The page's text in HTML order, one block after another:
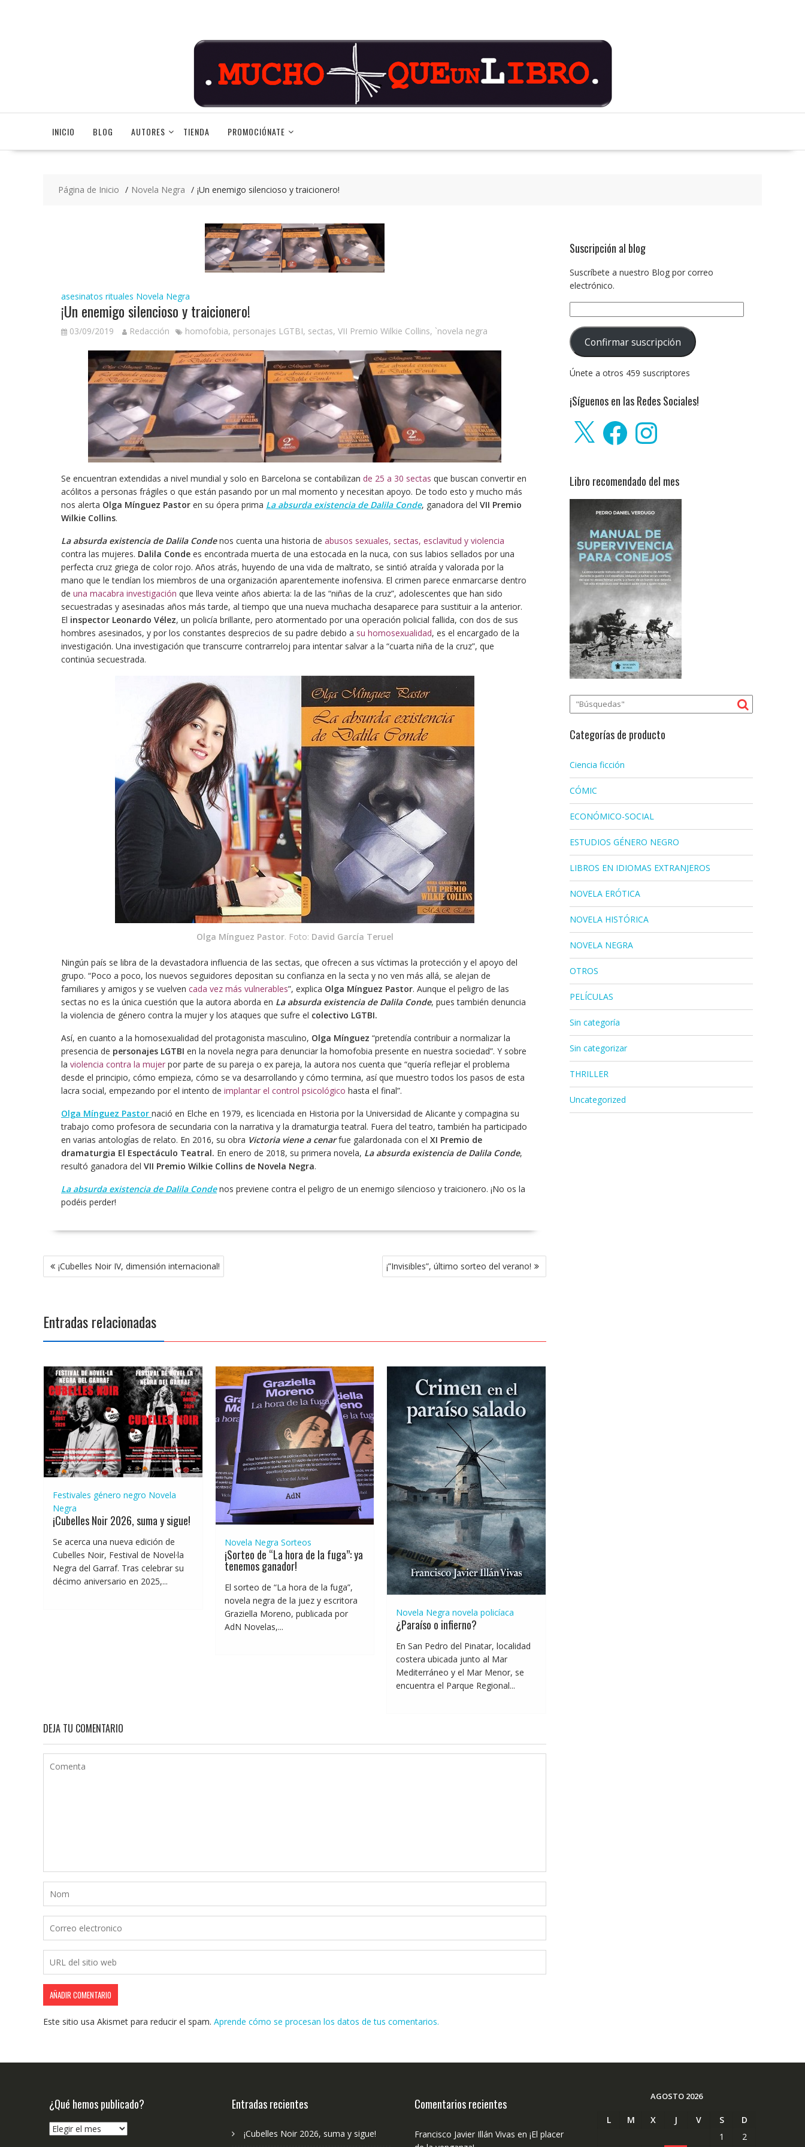
INICIO BLOG AUTORES TIENDA PROMOCIÓNATE
Página de Inicio Novela Negra ¡Un enemigo silencioso y traicionero!
asesinatos rituales Novela Negra
¡Un enemigo silencioso y traicionero!
03/09/2019 Redacción homofobia, personajes LGTBI, sectas, VII Premio Wilkie Collins, `novela negra
Se encuentran extendidas a nivel mundial y solo en Barcelona se contabilizan de 25 a 30 sectas que buscan convertir en
acólitos a personas frágiles o que están pasando por un mal momento y necesitan apoyo. De todo esto y mucho más
nos alerta Olga Mínguez Pastor en su ópera prima La absurda existencia de Dalila Conde, ganadora del VII Premio
Wilkie Collins.
La absurda existencia de Dalila Condenos cuenta una historia de abusos sexuales, sectas, esclavitud y violencia
contra las mujeres. Dalila Conde es encontrada muerta de una estocada en la nuca, con sus labios sellados por una
perfecta cruz griega de color rojo. Años atrás, huyendo de una vida de maltrato, se sintió atraída y valorada por la
mano que le tendían los miembros de una organización aparentemente inofensiva. El crimen parece enmarcarse dentro
de una macabra investigación que lleva veinte años abierta: la de las “niñas de la cruz”, adolescentes que han sido
secuestradas y asesinadas años más tarde, al tiempo que una nueva muchacha desaparece para sustituir a la anterior.
El inspector Leonardo Vélez, un policía brillante, pero atormentado por una operación policial fallida, con dos de sus
hombres asesinados, y por los constantes desprecios de su padre debido a su homosexualidad, es el encargado de la
investigación. Una investigación que transcurre contrarreloj para intentar salvar a la “cuarta niña de la cruz”, que
continúa secuestrada.
Olga Mínguez Pastor. Foto: David García Teruel
Ningún país se libra de la devastadora influencia de las sectas, que ofrecen a sus víctimas la protección y el apoyo del
grupo. “Poco a poco, los nuevos seguidores depositan su confianza en la secta y no ven más allá, se alejan de
familiares y amigos y se vuelven cada vez más vulnerables”, explica Olga Mínguez Pastor. Aunque el peligro de las
sectas no es la única cuestión que la autora aborda en La absurda existencia de Dalila Conde, pues también denuncia
la violencia de género contra la mujer y los ataques que sufre el colectivo LGTBI.
Así, en cuanto a la homosexualidad del protagonista masculino, Olga Mínguez “pretendía contribuir a normalizar la
presencia de personajes LGTBI en la novela negra para denunciar la homofobia presente en nuestra sociedad”. Y sobre
la violencia contra la mujer por parte de su pareja o ex pareja, la autora nos cuenta que “quería reflejar el problema
desde el principio, cómo empieza, cómo se va desarrollando y cómo termina, así que muestro todos los pasos de esta
lacra social, empezando por el intento de implantar el control psicológico hasta el final”.
Olga Mínguez Pastor nació en Elche en 1979, es licenciada en Historia por la Universidad de Alicante y compagina su
trabajo como profesora de secundaria con la narrativa y la dramaturgia teatral. Fuera del teatro, también ha participado
en varias antologías de relato. En 2016, su obra Victoria viene a cenarfue galardonada con el XI Premio de
dramaturgia El Espectáculo Teatral. En enero de 2018, su primera novela, La absurda existencia de Dalila Conde,
resultó ganadora del VII Premio Wilkie Collins de Novela Negra.
La absurda existencia de Dalila Condenos previene contra el peligro de un enemigo silencioso y traicionero. ¡No os la
podéis perder!
Navegación
de
¡Cubelles Noir IV, dimensión internacional! ¡”Invisibles”, último sorteo del verano!
Entradas relacionadas
Festivales género negro Novela
Negra
¡Cubelles Noir 2026, suma y sigue!
Se acerca una nueva edición de
Cubelles Noir, Festival de Novel·la
Negra del Garraf. Tras celebrar su
décimo aniversario en 2025,...
Novela Negra Sorteos
¡Sorteo de “La hora de la fuga”: ya
tenemos ganador!
El sorteo de “La hora de la fuga”,
novela negra de la juez y escritora
Graziella Moreno, publicada por
AdN Novelas,...
Novela Negra novela policíaca
¿Paraíso o infierno?
En San Pedro del Pinatar, localidad
costera ubicada junto al Mar
Mediterráneo y el Mar Menor, se
encuentra el Parque Regional...
DEJA TU COMENTARIO
Este sitio usa Akismet para reducir el spam. Aprende cómo se procesan los datos de tus comentarios.
Suscripción al blog
Suscríbete a nuestro Blog por correo
electrónico.
de
correo
electrónico:
Confirmar suscripción
Únete a otros 459 suscriptores
¡Síguenos en las Redes Sociales!
FacebookInstagram
Libro recomendado del mes
Categorías de producto
Ciencia ficción
CÓMIC
ECONÓMICO-SOCIAL
ESTUDIOS GÉNERO NEGRO
LIBROS EN IDIOMAS EXTRANJEROS
NOVELA ERÓTICA
NOVELA HISTÓRICA
NOVELA NEGRA
OTROS
PELÍCULAS
Sin categoría
Sin categorizar
THRILLER
Uncategorized
¿Qué hemos publicado?
¿Qué
Entradas recientes
¡Cubelles Noir 2026, suma y sigue!
Comentarios recientes
Francisco Javier Illán Vivas en ¡El placer
AGOSTO 2026
L M X J V S
D
1
2